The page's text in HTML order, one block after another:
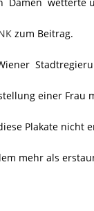
zum Beitrag.
einer Frau
Plakate nicht
mehr als